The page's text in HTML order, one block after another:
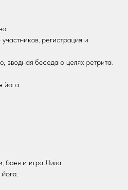
регистрация и
вводная беседа о целях ретрита.
йога.
баня и игра Лила